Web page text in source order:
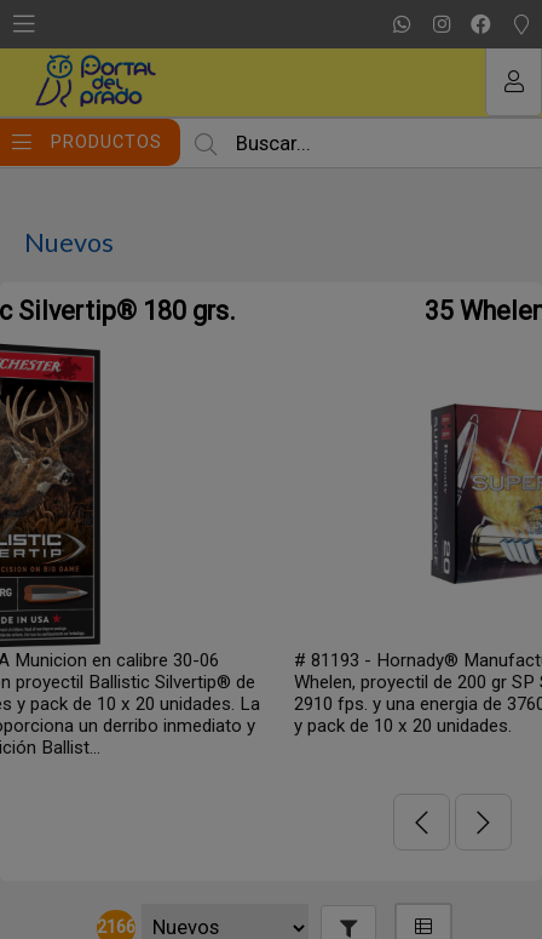
PRODUCTOS
Nuevos
35 Whelen SP 200 gr.
# 81193 - Hornady® Manufacturing Munición en calibre 35
Whelen, proyectil de 200 gr SP Superformance Velocidad de
2910 fps. y una energia de 3760 fps./lb. En cajita de 20 unidades
y pack de 10 x 20 unidades.
2166